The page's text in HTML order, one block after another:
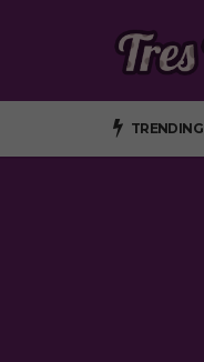
TRENDING